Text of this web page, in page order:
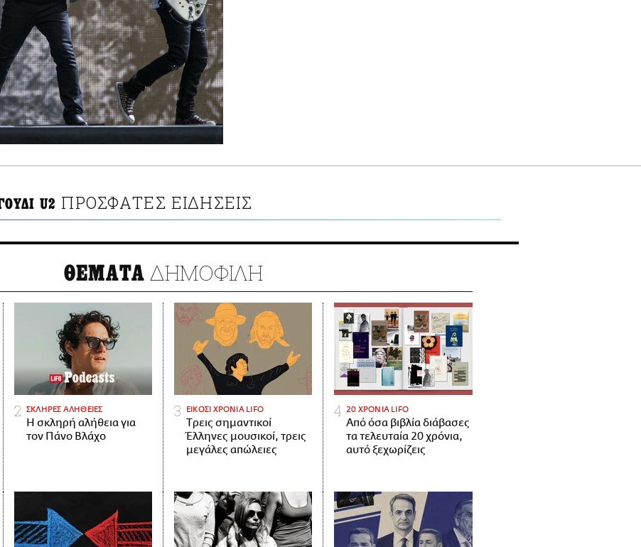
U2 ΠΡΟΣΦΑΤΕΣ ΕΙΔΗΣΕΙΣ
ΘΕΜΑΤΑ ΔΗΜΟΦΙΛΗ
ΣΚΛΗΡΕΣ ΑΛΗΘΕΙΕΣ
H σκληρή αλήθεια για
τον Πάνο Βλάχο
ΕΙΚΟΣΙ ΧΡΟΝΙΑ LIFO
Tρεις σημαντικοί
Έλληνες μουσικοί, τρεις
μεγάλες απώλειες
20 ΧΡΟΝΙΑ LIFO
Από όσα βιβλία διάβασες
τα τελευταία 20 χρόνια,
αυτό ξεχωρίζεις